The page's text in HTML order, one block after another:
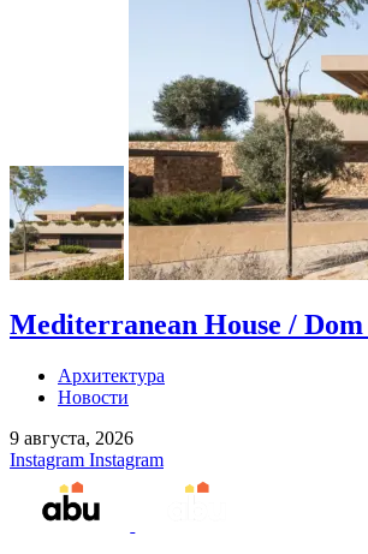
Mediterranean House /
Архитектура
Новости
9 августа, 2026
Instagram Instagram